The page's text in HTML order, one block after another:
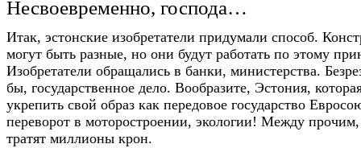
Несвоевременно, господа…
Итак, эстонские изобретатели придумали способ.
могут быть разные, но они будут работать по этому
Изобретатели обращались в банки, министерства.
бы, государственное дело. Вообразите, Эстония,
укрепить свой образ как передовое государство
переворот в моторостроении, экологии! Между
тратят миллионы крон.